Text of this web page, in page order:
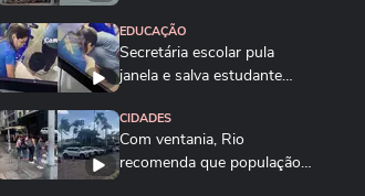
EDUCAÇÃO
Secretária escolar pula
janela e salva estudante
CIDADES
Com ventania, Rio
recomenda que população